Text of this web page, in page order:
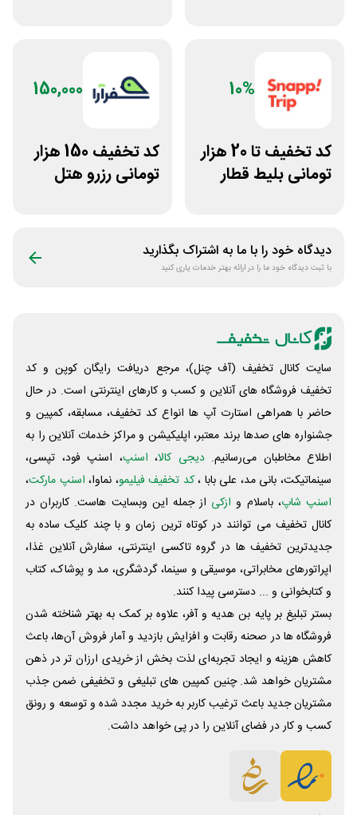
10%
کد تخفیف تا 20 هزار
تومانی بلیط قطار
150,000
کد تخفیف 150 هزار
تومانی رزرو هتل
دیدگاه خود را با ما به اشتراک بگذارید
با ثبت دیدگاه خود ما را در ارائه بهتر خدمات یاری کنید
سایت کانال تخفیف (آف چنل)، مرجع دریافت رایگان کوپن و کد
تخفیف فروشگاه های آنلاین و کسب و‌ کارهای اینترنتی است. در حال
حاضر با همراهی استارت آپ ها انواع کد تخفیف، مسابقه، کمپین و
جشنواره های صدها برند معتبر، اپلیکیشن و مراکز خدمات آنلاین را به
اطلاع مخاطبان می‌رسانیم. دیجی کالا، اسنپ، اسنپ فود، تپسی،
سینماتیکت، بانی مد، علی‌ بابا ،کد تخفیف فیلیمو، نماوا، اسنپ مارکت،
اسنپ شاپ، باسلام و ازکی از جمله این وبسایت ‌هاست. کاربران در
کانال تخفیف می توانند در کوتاه ترین زمان و با چند کلیک ساده به
جدیدترین تخفیف ها در گروه تاکسی اینترنتی، سفارش آنلاین غذا،
اپراتورهای مخابراتی، موسیقی و سینما، گردشگری، مد و پوشاک، کتاب
و کتابخوانی و ... دسترسی پیدا کنند.
بستر تبلیغ بر پایه بن هدیه و آفر، علاوه بر کمک به بهتر شناخته شدن
فروشگاه ها در صحنه رقابت و افزایش بازدید و آمار فروش آن‌ها، باعث
کاهش هزینه و ایجاد تجربه‌ای لذت بخش از خریدی ارزان تر در ذهن
مشتریان خواهد شد. چنین کمپین های تبلیغی و تخفیفی ضمن جذب
مشتریان جدید باعث ترغیب کاربر به خرید مجدد شده و توسعه و رونق
کسب و کار در فضای آنلاین را در پی خواهد داشت.